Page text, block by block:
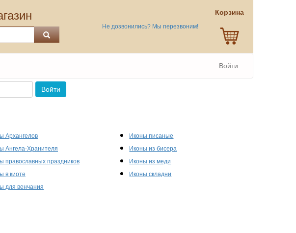
Не дозвонились? Мы перезвоним!
Корзина
Войти
Войти
Архангелов
Ангела-Хранителя
православных праздников
в киоте
для венчания
Иконы писаные
Иконы из бисера
Иконы из меди
Иконы складни